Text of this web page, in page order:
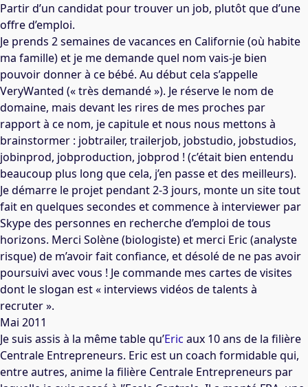
Partir d’un candidat pour trouver un job, plutôt que d’une
offre d’emploi.
Je prends 2 semaines de vacances en Californie (où habite
ma famille) et je me demande quel nom vais-je bien
pouvoir donner à ce bébé. Au début cela s’appelle
VeryWanted (« très demandé »). Je réserve le nom de
domaine, mais devant les rires de mes proches par
rapport à ce nom, je capitule et nous nous mettons à
brainstormer : jobtrailer, trailerjob, jobstudio, jobstudios,
jobinprod, jobproduction, jobprod ! (c’était bien entendu
beaucoup plus long que cela, j’en passe et des meilleurs).
Je démarre le projet pendant 2-3 jours, monte un site tout
fait en quelques secondes et commence à interviewer par
Skype des personnes en recherche d’emploi de tous
horizons. Merci Solène (biologiste) et merci Eric (analyste
risque) de m’avoir fait confiance, et désolé de ne pas avoir
poursuivi avec vous ! Je commande mes cartes de visites
dont le slogan est « interviews vidéos de talents à
recruter ».
Mai 2011
Je suis assis à la même table qu’Eric aux 10 ans de la filière
Centrale Entrepreneurs. Eric est un coach formidable qui,
entre autres, anime la filière Centrale Entrepreneurs par